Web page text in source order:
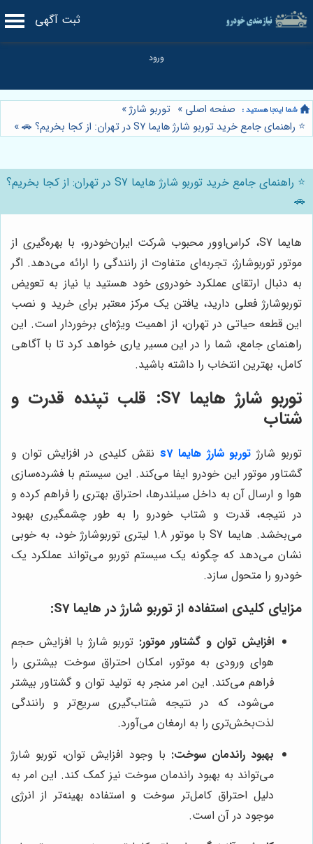
ثبت آگهی
صفحه اصلی » توربو شارژ»
⭐️ راهنمای جامع خرید توربو شارژ هایما S7 در تهران: از کجا بخریم؟ 🚗
»
⭐️ راهنمای جامع خرید توربو شارژ هایما S7 در تهران: از کجا بخریم؟
🚗
هایما S7، کراس‌اوور محبوب شرکت ایران‌خودرو، با بهره‌گیری از
موتور توربوشارژ، تجربه‌ای متفاوت از رانندگی را ارائه می‌دهد. اگر
به دنبال ارتقای عملکرد خودروی خود هستید یا نیاز به تعویض
توربوشارژ فعلی دارید، یافتن یک مرکز معتبر برای خرید و نصب
این قطعه حیاتی در تهران، از اهمیت ویژه‌ای برخوردار است. این
راهنمای جامع، شما را در این مسیر یاری خواهد کرد تا با آگاهی
کامل، بهترین انتخاب را داشته باشید.
توربو شارژ هایما S7: قلب تپنده قدرت و
شتاب
توربو شارژ توربو شارژ هایما s7
نقش کلیدی در افزایش توان و
گشتاور موتور این خودرو ایفا می‌کند. این سیستم با فشرده‌سازی
هوا و ارسال آن به داخل سیلندرها، احتراق بهتری را فراهم کرده و
در نتیجه، قدرت و شتاب خودرو را به طور چشمگیری بهبود
می‌بخشد. هایما S7 با موتور 1.8 لیتری توربوشارژ خود، به خوبی
نشان می‌دهد که چگونه یک سیستم توربو می‌تواند عملکرد یک
خودرو را متحول سازد.
مزایای کلیدی استفاده از توربو شارژ در هایما S7:
افزایش توان و گشتاور موتور: توربو شارژ با افزایش حجم
هوای ورودی به موتور، امکان احتراق سوخت بیشتری را
فراهم می‌کند. این امر منجر به تولید توان و گشتاور بیشتر
می‌شود، که در نتیجه شتاب‌گیری سریع‌تر و رانندگی
لذت‌بخش‌تری را به ارمغان می‌آورد.
بهبود راندمان سوخت: با وجود افزایش توان، توربو شارژ
می‌تواند به بهبود راندمان سوخت نیز کمک کند. این امر به
دلیل احتراق کامل‌تر سوخت و استفاده بهینه‌تر از انرژی
موجود در آن است.